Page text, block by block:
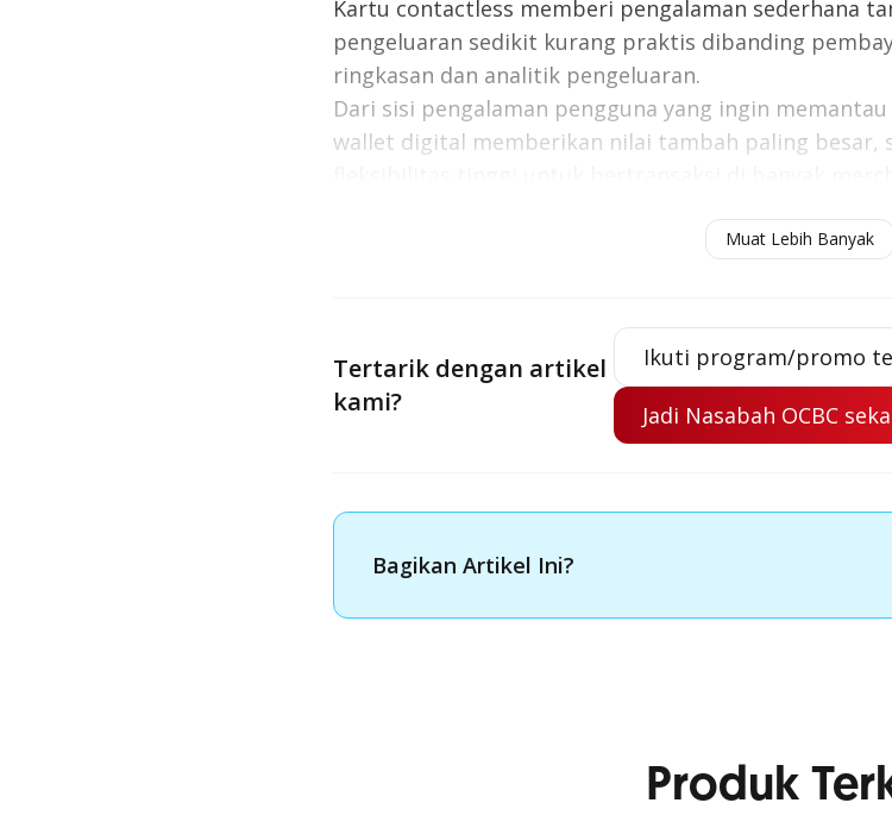
Kartu contactless memberi pengalaman sederhana
pengeluaran sedikit kurang praktis dibanding
ringkasan dan analitik pengeluaran.
Dari sisi pengalaman pengguna yang ingin
wallet digital memberikan nilai tambah paling besar,
11 Tips Menggunakan Kartu Kredit untuk Modal
Muat Lebih Banyak
Tertarik dengan artikel
kami?
Ikuti program/promo
Jadi Nasabah OCBC
Bagikan Artikel Ini?
Produk